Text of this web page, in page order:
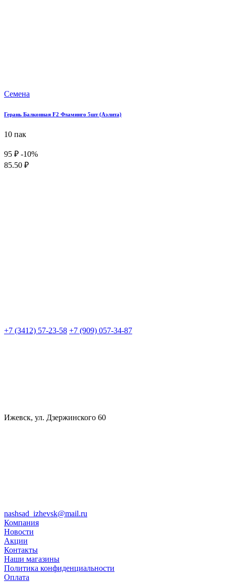
Семена
Герань Балконная F2 Фламинго 5шт (Аэлита)
10 пак
95 ₽ -10%
85.50 ₽
+7 (3412) 57-23-58 +7 (909) 057-34-87
Ижевск, ул. Дзержинского 60
nashsad_izhevsk@mail.ru
Компания
Новости
Акции
Контакты
Наши магазины
Политика конфиденциальности
Оплата